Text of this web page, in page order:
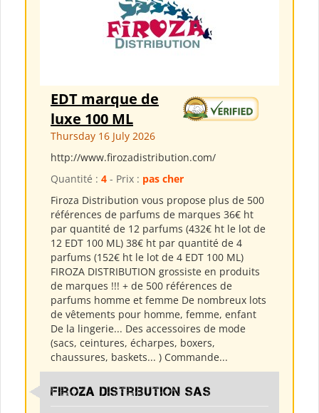
EDT marque de
luxe 100 ML
Thursday 16 July 2026
http://www.firozadistribution.com/
Quantité : 4 - Prix : pas cher
Firoza Distribution vous propose plus de 500
références de parfums de marques 36€ ht
par quantité de 12 parfums (432€ ht le lot de
12 EDT 100 ML) 38€ ht par quantité de 4
parfums (152€ ht le lot de 4 EDT 100 ML)
FIROZA DISTRIBUTION grossiste en produits
de marques !!! + de 500 références de
parfums homme et femme De nombreux lots
de vêtements pour homme, femme, enfant
De la lingerie... Des accessoires de mode
(sacs, ceintures, écharpes, boxers,
chaussures, baskets... ) Commande...
Firoza Distribution SAS